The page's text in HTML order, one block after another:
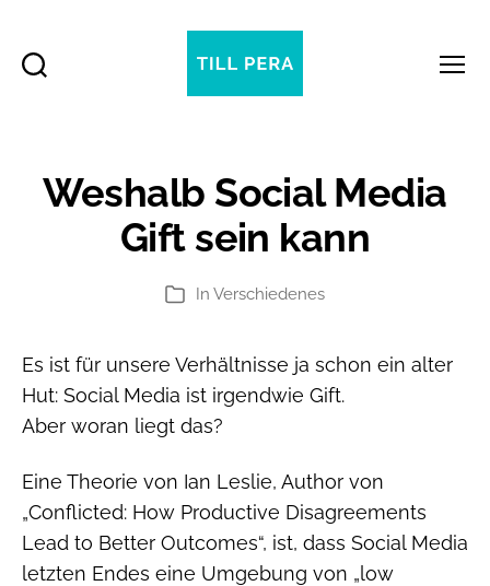
Weshalb Social Media
Gift sein kann
Kategorien
In Verschiedenes
Es ist für unsere Verhältnisse ja schon ein alter
Hut: Social Media ist irgendwie Gift.
Aber woran liegt das?
Eine Theorie von Ian Leslie, Author von
„Conflicted: How Productive Disagreements
Lead to Better Outcomes“, ist, dass Social Media
letzten Endes eine Umgebung von „low